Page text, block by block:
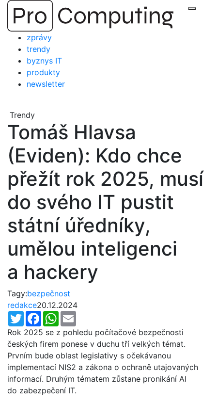
Přejít
obsah
zprávy
trendy
byznys IT
produkty
newsletter
Trendy
Tomáš Hlavsa
(Eviden): Kdo chce
přežít rok 2025, musí
do svého IT pustit
státní úředníky,
umělou inteligenci
a hackery
Tagy:bezpečnost
redakce20.12.2024
TwitterFacebookWhatsApp
Rok 2025 se z pohledu počítačové bezpečnosti
českých firem ponese v duchu tří velkých témat.
Prvním bude oblast legislativy s očekávanou
implementací NIS2 a zákona o ochraně utajovaných
informací. Druhým tématem zůstane pronikání AI
do zabezpečení IT.